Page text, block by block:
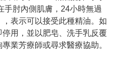
手肘內側肌膚，24小時無過
表示可以接受此種精油。如
用，並以肥皂、洗手乳反覆
業芳療師或尋求醫療協助。